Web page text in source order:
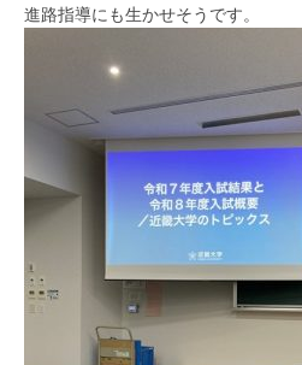
進路指導にも生かせそうです。